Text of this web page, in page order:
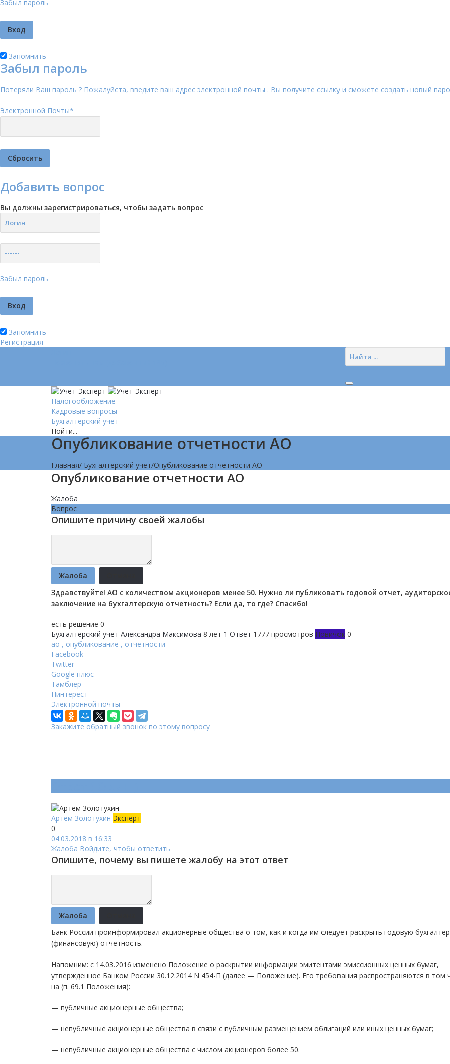
Забыл пароль
Запомнить
Забыл пароль
Потеряли Ваш пароль ? Пожалуйста, введите ваш адрес электронной почты . Вы получите ссылку и сможете создать новый
Электронной Почты*
Добавить вопрос
Вы должны зарегистрироваться, чтобы задать вопрос
Забыл пароль
Запомнить
Регистрация
Налогообложение
Кадровые вопросы
Бухгалтерский учет
Пойти...
Опубликование отчетности АО
Главная/ Бухгалтерский учет/Опубликование отчетности АО
Опубликование отчетности АО
Жалоба
Вопрос
Опишите причину своей жалобы
Жалоба
Здравствуйте! АО с количеством акционеров менее 50. Нужно ли публиковать годовой отчет,
заключение на бухгалтерскую отчетность? Если да, то где? Спасибо!
есть решение 0
Бухгалтерский учет Александра Максимова 8 лет 1 Ответ 1777 просмотров Новичок 0
ао , опубликование , отчетности
Facebook
Twitter
Google плюс
Тамблер
Пинтерест
Электронной почты
Закажите обратный звонок по этому вопросу
Артем Золотухин Эксперт
0
04.03.2018 в 16:33
Жалоба Войдите, чтобы ответить
Опишите, почему вы пишете жалобу на этот ответ
Жалоба
Банк России проинформировал акционерные общества о том, как и когда им следует раскрыть годовую
(финансовую) отчетность.
Напомним: с 14.03.2016 изменено Положение о раскрытии информации эмитентами эмиссионных ценных бумаг,
утвержденное Банком России 30.12.2014 N 454-П (далее — Положение). Его требования распространяются в том
на (п. 69.1 Положения):
— публичные акционерные общества;
— непубличные акционерные общества в связи с публичным размещением облигаций или иных ценных бумаг;
— непубличные акционерные общества с числом акционеров более 50.